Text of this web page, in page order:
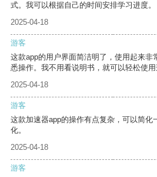
式。我可以根据自己的时间安排学习进度。
2025-04-18
游客
这款app的用户界面简洁明了，使用起来非
悉操作。我不用看说明书，就可以轻松使用
2025-04-18
游客
这款加速器app的操作有点复杂，可以简化
化。
2025-04-18
游客